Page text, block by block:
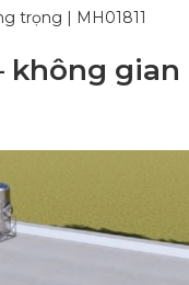
trọng | MH01811
không